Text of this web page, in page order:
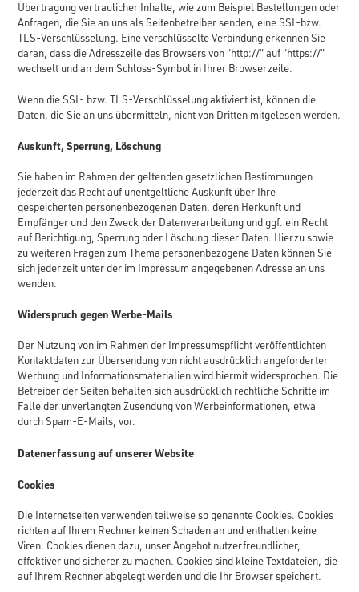
Übertragung vertraulicher Inhalte, wie zum Beispiel Bestellungen oder
Anfragen, die Sie an uns als Seitenbetreiber senden, eine SSL-bzw.
TLS-Verschlüsselung. Eine verschlüsselte Verbindung erkennen Sie
daran, dass die Adresszeile des Browsers von “http://” auf “https://”
wechselt und an dem Schloss-Symbol in Ihrer Browserzeile.
Wenn die SSL- bzw. TLS-Verschlüsselung aktiviert ist, können die
Daten, die Sie an uns übermitteln, nicht von Dritten mitgelesen werden.
Auskunft, Sperrung, Löschung
Sie haben im Rahmen der geltenden gesetzlichen Bestimmungen
jederzeit das Recht auf unentgeltliche Auskunft über Ihre
gespeicherten personenbezogenen Daten, deren Herkunft und
Empfänger und den Zweck der Datenverarbeitung und ggf. ein Recht
auf Berichtigung, Sperrung oder Löschung dieser Daten. Hierzu sowie
zu weiteren Fragen zum Thema personenbezogene Daten können Sie
sich jederzeit unter der im Impressum angegebenen Adresse an uns
wenden.
Widerspruch gegen Werbe-Mails
Der Nutzung von im Rahmen der Impressumspflicht veröffentlichten
Kontaktdaten zur Übersendung von nicht ausdrücklich angeforderter
Werbung und Informationsmaterialien wird hiermit widersprochen. Die
Betreiber der Seiten behalten sich ausdrücklich rechtliche Schritte im
Falle der unverlangten Zusendung von Werbeinformationen, etwa
durch Spam-E-Mails, vor.
Datenerfassung auf unserer Website
Cookies
Die Internetseiten verwenden teilweise so genannte Cookies. Cookies
richten auf Ihrem Rechner keinen Schaden an und enthalten keine
Viren. Cookies dienen dazu, unser Angebot nutzerfreundlicher,
effektiver und sicherer zu machen. Cookies sind kleine Textdateien, die
auf Ihrem Rechner abgelegt werden und die Ihr Browser speichert.